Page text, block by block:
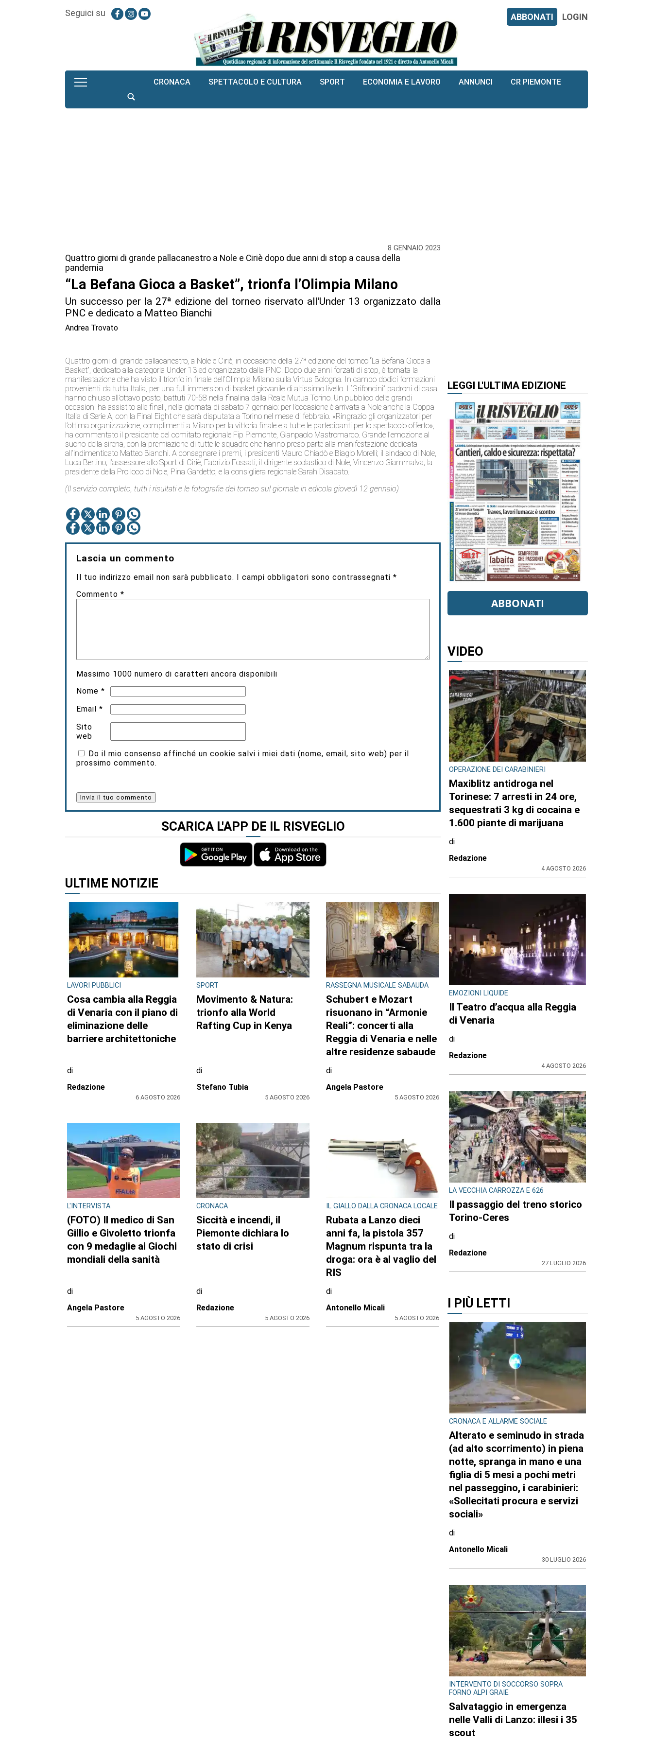
Seguici su ABBONATI LOGIN
CRONACA SPETTACOLO E CULTURA SPORT ECONOMIA E LAVORO ANNUNCI CR PIEMONTE
8 GENNAIO 2023
Quattro giorni di grande pallacanestro a Nole e Ciriè dopo due anni di stop a causa della
pandemia
“La Befana Gioca a Basket”, trionfa l’Olimpia Milano
Un successo per la 27ª edizione del torneo riservato all'Under 13 organizzato dalla
PNC e dedicato a Matteo Bianchi
Andrea Trovato
Quattro giorni di grande pallacanestro, a Nole e Ciriè, in occasione della 27ª edizione del torneo “La Befana Gioca a
Basket”, dedicato alla categoria Under 13 ed organizzato dalla PNC. Dopo due anni forzati di stop, è tornata la
manifestazione che ha visto il trionfo in finale dell’Olimpia Milano sulla Virtus Bologna. In campo dodici formazioni
provenienti da tutta Italia, per una full immersion di basket giovanile di altissimo livello. I “Grifoncini” padroni di casa
hanno chiuso all’ottavo posto, battuti 70-58 nella finalina dalla Reale Mutua Torino. Un pubblico delle grandi
occasioni ha assistito alle finali, nella giornata di sabato 7 gennaio: per l’occasione è arrivata a Nole anche la Coppa
Italia di Serie A, con la Final Eight che sarà disputata a Torino nel mese di febbraio. «Ringrazio gli organizzatori per
l’ottima organizzazione, complimenti a Milano per la vittoria finale e a tutte le partecipanti per lo spettacolo offerto»,
ha commentato il presidente del comitato regionale Fip Piemonte, Gianpaolo Mastromarco. Grande l’emozione al
suono della sirena, con la premiazione di tutte le squadre che hanno preso parte alla manifestazione dedicata
all’indimenticato Matteo Bianchi. A consegnare i premi, i presidenti Mauro Chiadò e Biagio Morelli; il sindaco di Nole,
Luca Bertino; l’assessore allo Sport di Ciriè, Fabrizio Fossati; il dirigente scolastico di Nole, Vincenzo Giammalva; la
presidente della Pro loco di Nole, Pina Gardetto; e la consigliera regionale Sarah Disabato.
(Il servizio completo, tutti i risultati e le fotografie del torneo sul giornale in edicola giovedì 12 gennaio)
Lascia un commento
Il tuo indirizzo email non sarà pubblicato. I campi obbligatori sono contrassegnati*
Commento*
Massimo 1000 numero di caratteri ancora disponibili
Nome*
Email*
Sito
web
Do il mio consenso affinché un cookie salvi i miei dati (nome, email, sito web) per il
prossimo commento.
SCARICA L'APP DE IL RISVEGLIO
ULTIME NOTIZIE
LAVORI PUBBLICI
Cosa cambia alla Reggia
di Venaria con il piano di
eliminazione delle
barriere architettoniche
di
Redazione
6 AGOSTO 2026
SPORT
Movimento & Natura:
trionfo alla World
Rafting Cup in Kenya
di
Stefano Tubia
5 AGOSTO 2026
RASSEGNA MUSICALE SABAUDA
Schubert e Mozart
risuonano in “Armonie
Reali”: concerti alla
Reggia di Venaria e nelle
altre residenze sabaude
di
Angela Pastore
5 AGOSTO 2026
L'INTERVISTA
(FOTO) Il medico di San
Gillio e Givoletto trionfa
con 9 medaglie ai Giochi
mondiali della sanità
di
Angela Pastore
5 AGOSTO 2026
CRONACA
Siccità e incendi, il
Piemonte dichiara lo
stato di crisi
di
Redazione
5 AGOSTO 2026
IL GIALLO DALLA CRONACA LOCALE
Rubata a Lanzo dieci
anni fa, la pistola 357
Magnum rispunta tra la
droga: ora è al vaglio del
RIS
di
Antonello Micali
5 AGOSTO 2026
LEGGI L'ULTIMA EDIZIONE
ABBONATI
VIDEO
OPERAZIONE DEI CARABINIERI
Maxiblitz antidroga nel
Torinese: 7 arresti in 24 ore,
sequestrati 3 kg di cocaina e
1.600 piante di marijuana
di
Redazione
4 AGOSTO 2026
EMOZIONI LIQUIDE
Il Teatro d’acqua alla Reggia
di Venaria
di
Redazione
4 AGOSTO 2026
LA VECCHIA CARROZZA E 626
Il passaggio del treno storico
Torino-Ceres
di
Redazione
27 LUGLIO 2026
I PIÙ LETTI
CRONACA E ALLARME SOCIALE
Alterato e seminudo in strada
(ad alto scorrimento) in piena
notte, spranga in mano e una
figlia di 5 mesi a pochi metri
nel passeggino, i carabinieri:
«Sollecitati procura e servizi
sociali»
di
Antonello Micali
30 LUGLIO 2026
INTERVENTO DI SOCCORSO SOPRA
FORNO ALPI GRAIE
Salvataggio in emergenza
nelle Valli di Lanzo: illesi i 35
scout